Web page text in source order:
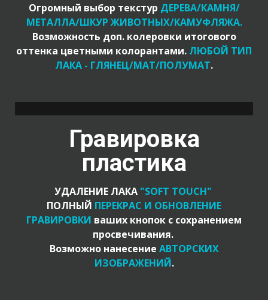
Огромный выбор текстур ДЕРЕВА/КАМНЯ/
МЕТАЛЛА/ШКУР ЖИВОТНЫХ/КАМУФЛЯЖА.
Возможность доп. колеровки итогового
оттенка цветными колорантами. ЛЮБОЙ ТИП
ЛАКА - ГЛЯНЕЦ/МАТ/ПОЛУМАТ.
Гравировка
пластика
УДАЛЕНИЕ ЛАКА"SOFT TOUCH"
ПОЛНЫЙ ПЕРЕКРАС И ОБНОВЛЕНИЕ
ГРАВИРОВКИ ваших кнопок с сохранением
просвечивания.
Возможно нанесение АВТОРСКИХ
ИЗОБРАЖЕНИЙ.